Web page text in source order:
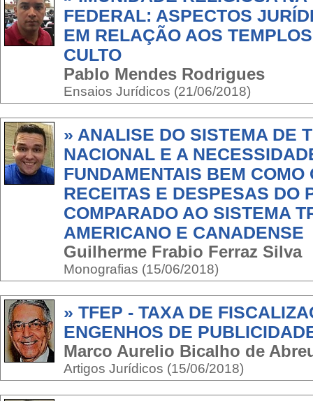
FEDERAL: ASPECTOS
EM RELAÇÃO AOS
CULTO
Pablo Mendes Rodrigues
Ensaios Jurídicos (21/06/2018)
» ANALISE DO SISTEMA DE
NACIONAL E A
FUNDAMENTAIS BEM COMO
RECEITAS E DESPESAS DO
COMPARADO AO SISTEMA
AMERICANO E CANADENSE
Guilherme Frabio Ferraz Silva
Monografias (15/06/2018)
» TFEP - TAXA DE
ENGENHOS DE
Marco Aurelio Bicalho de
Artigos Jurídicos (15/06/2018)